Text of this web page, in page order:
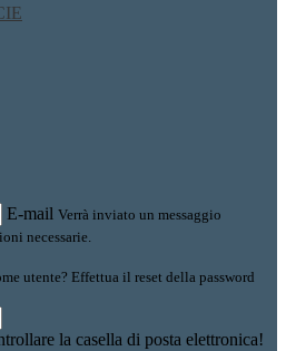
E-mail Verrà inviato un messaggio
necessarie.
utente? Effettua il reset della password
la casella di posta elettronica!